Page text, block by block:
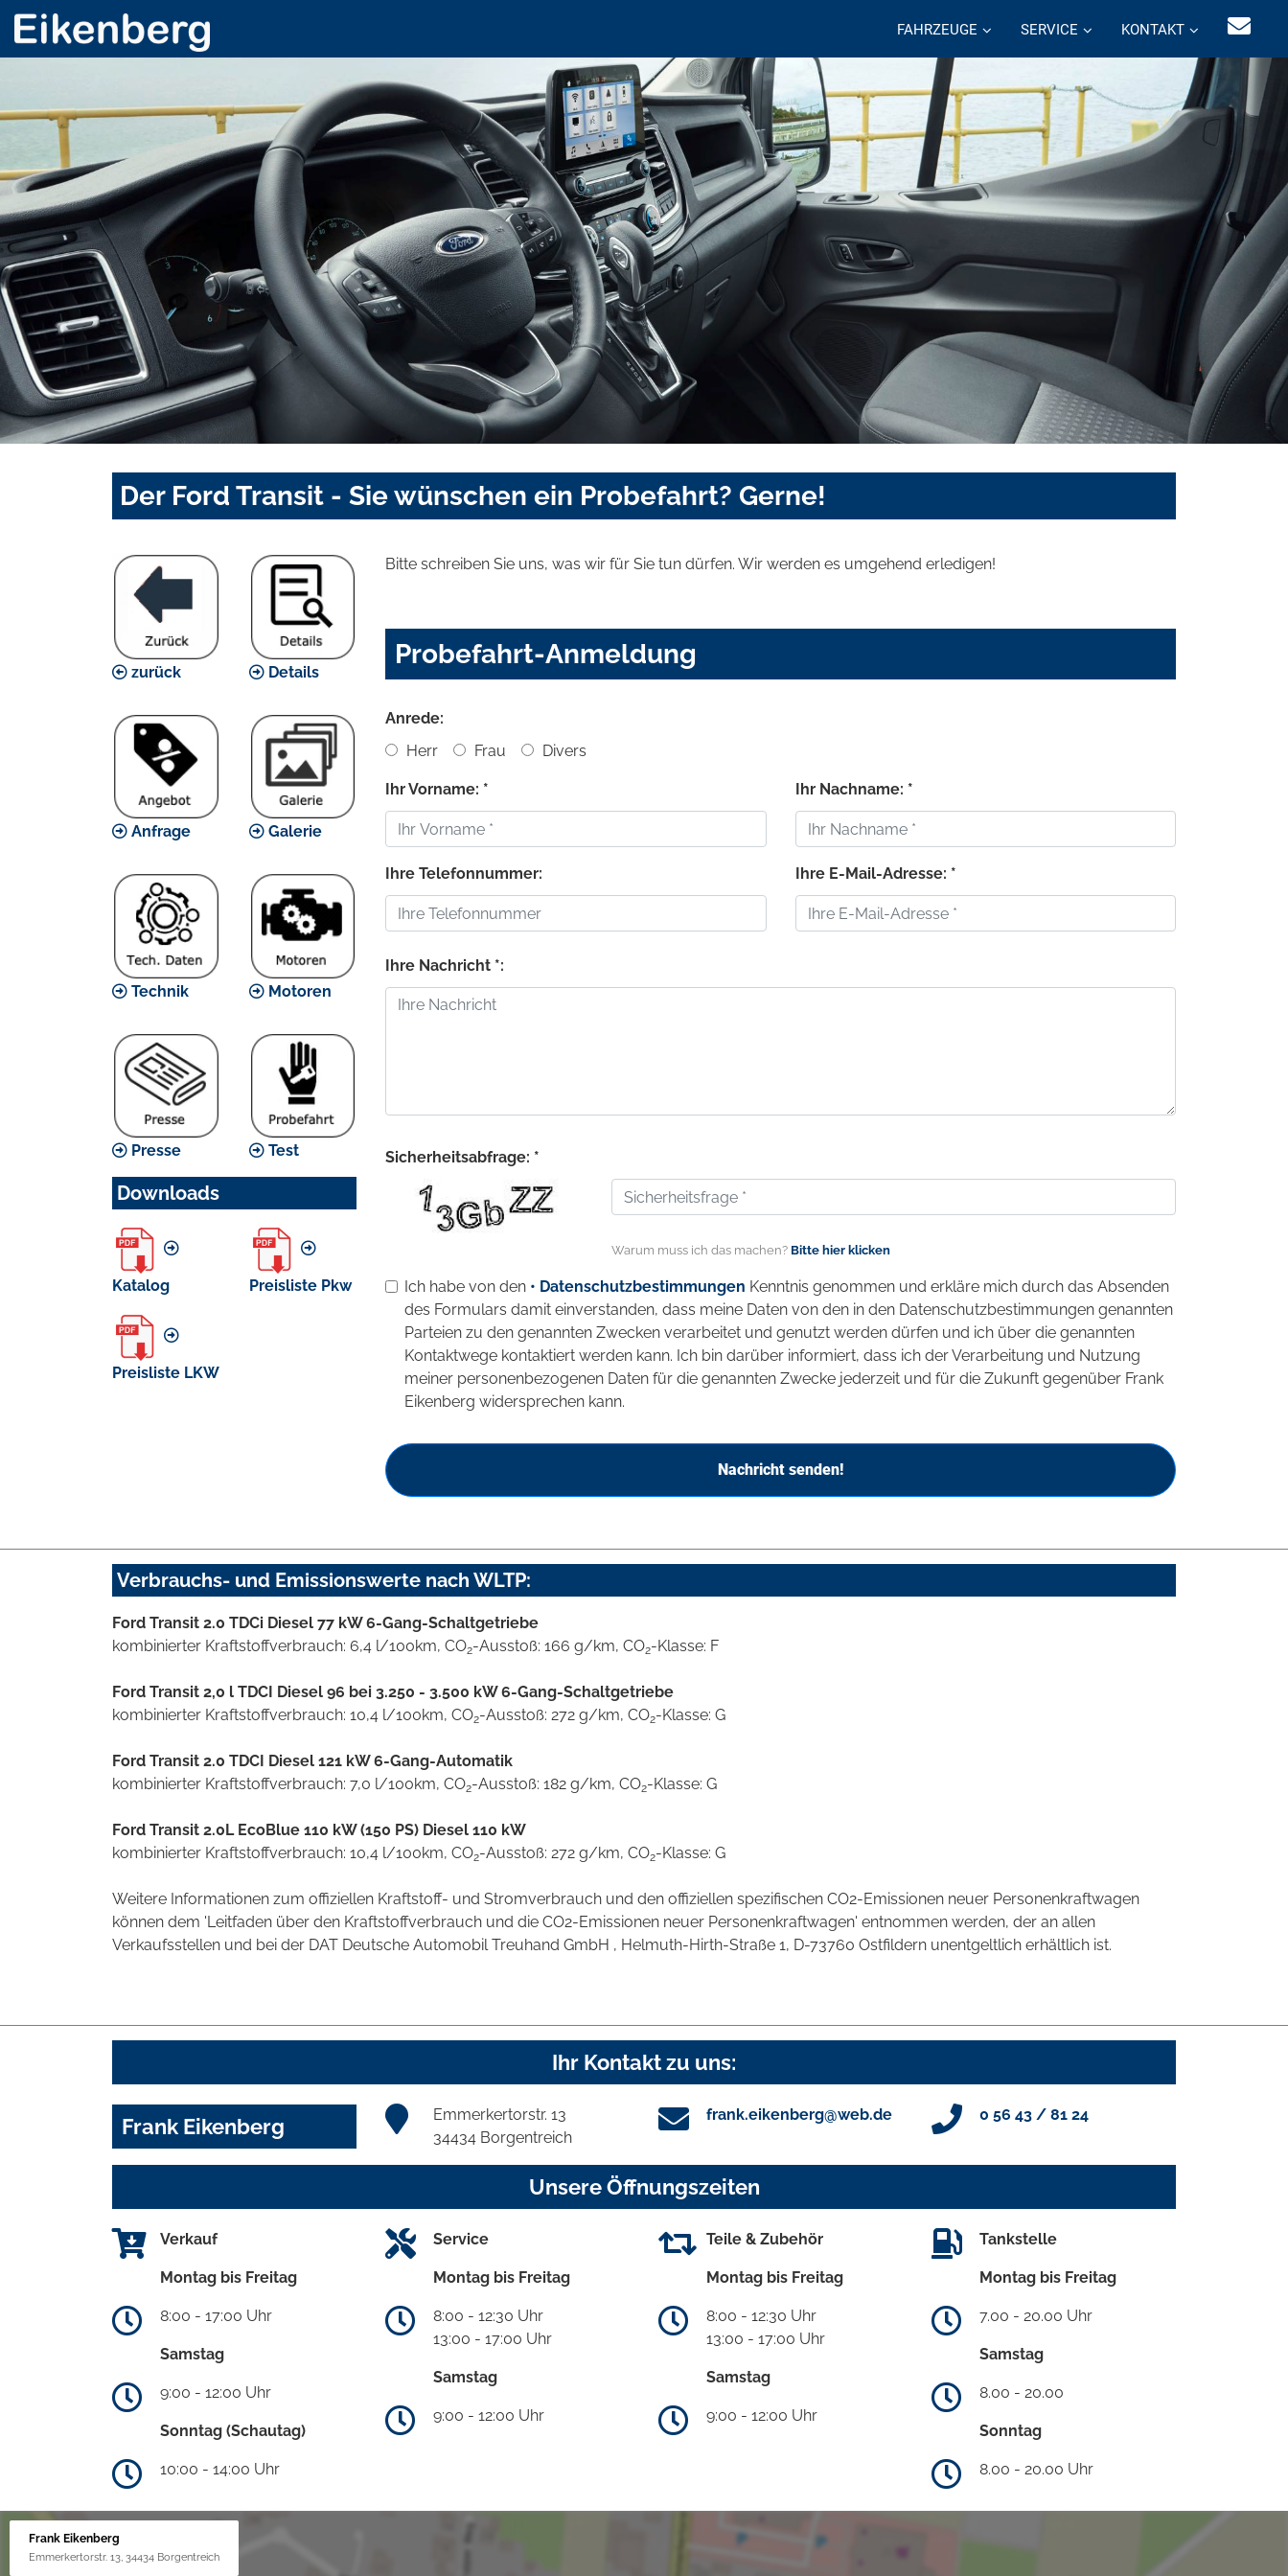
FAHRZEUGE SERVICE KONTAKT
Der Ford Transit - Sie wünschen ein Probefahrt? Gerne!
zurück Details
Anfrage Galerie
Technik Motoren
Presse Test
Downloads
Katalog Preisliste Pkw
Preisliste LKW
Bitte schreiben Sie uns, was wir für Sie tun dürfen. Wir werden es umgehend erledigen!
Probefahrt-Anmeldung
Anrede:
Herr
Frau Divers
Ihr Vorname: * Ihr Nachname: *
Ihre Telefonnummer: Ihre E-Mail-Adresse: *
Ihre Nachricht *:
Sicherheitsabfrage: *
Warum muss ich das machen? Bitte hier klicken
Ich habe von den • Datenschutzbestimmungen Kenntnis genommen und erkläre mich durch das Absenden
des Formulars damit einverstanden, dass meine Daten von den in den Datenschutzbestimmungen genannten
Parteien zu den genannten Zwecken verarbeitet und genutzt werden dürfen und ich über die genannten
Kontaktwege kontaktiert werden kann. Ich bin darüber informiert, dass ich der Verarbeitung und Nutzung
meiner personenbezogenen Daten für die genannten Zwecke jederzeit und für die Zukunft gegenüber Frank
Eikenberg widersprechen kann.
Nachricht senden!
Verbrauchs- und Emissionswerte nach WLTP:
Ford Transit 2.0 TDCi Diesel 77 kW 6-Gang-Schaltgetriebe
kombinierter Kraftstoffverbrauch: 6,4 l/100km, CO2-Ausstoß: 166 g/km, CO2-Klasse: F
Ford Transit 2,0 l TDCI Diesel 96 bei 3.250 - 3.500 kW 6-Gang-Schaltgetriebe
kombinierter Kraftstoffverbrauch: 10,4 l/100km, CO2-Ausstoß: 272 g/km, CO2-Klasse: G
Ford Transit 2.0 TDCI Diesel 121 kW 6-Gang-Automatik
kombinierter Kraftstoffverbrauch: 7,0 l/100km, CO2-Ausstoß: 182 g/km, CO2-Klasse: G
Ford Transit 2.0L EcoBlue 110 kW (150 PS) Diesel 110 kW
kombinierter Kraftstoffverbrauch: 10,4 l/100km, CO2-Ausstoß: 272 g/km, CO2-Klasse: G
Weitere Informationen zum offiziellen Kraftstoff- und Stromverbrauch und den offiziellen spezifischen CO2-Emissionen neuer Personenkraftwagen
können dem 'Leitfaden über den Kraftstoffverbrauch und die CO2-Emissionen neuer Personenkraftwagen' entnommen werden, der an allen
Verkaufsstellen und bei der DAT Deutsche Automobil Treuhand GmbH , Helmuth-Hirth-Straße 1, D-73760 Ostfildern unentgeltlich erhältlich ist.
Ihr Kontakt zu uns:
Frank Eikenberg
Emmerkertorstr. 13
34434 Borgentreich
frank.eikenberg@web.de 0 56 43 / 81 24
Unsere Öffnungszeiten
Verkauf
Montag bis Freitag
8:00 - 17:00 Uhr
Samstag
9:00 - 12:00 Uhr
Sonntag (Schautag)
10:00 - 14:00 Uhr
Service
Montag bis Freitag
8:00 - 12:30 Uhr
13:00 - 17:00 Uhr
Samstag
9:00 - 12:00 Uhr
Teile & Zubehör
Montag bis Freitag
8:00 - 12:30 Uhr
13:00 - 17:00 Uhr
Samstag
9:00 - 12:00 Uhr
Tankstelle
Montag bis Freitag
7.00 - 20.00 Uhr
Samstag
8.00 - 20.00
Sonntag
8.00 - 20.00 Uhr
Frank Eikenberg
Emmerkertorstr. 13, 34434 Borgentreich